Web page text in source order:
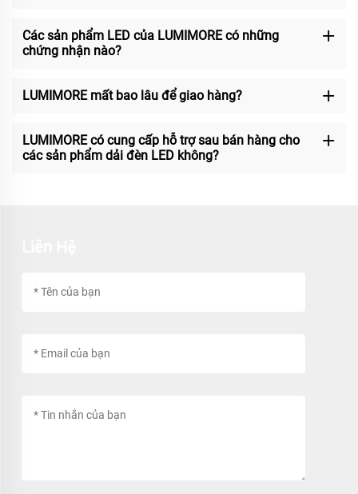
Các sản phẩm LED của LUMIMORE có những
chứng nhận nào?
LUMIMORE mất bao lâu để giao hàng?
LUMIMORE có cung cấp hỗ trợ sau bán hàng cho
các sản phẩm dải đèn LED không?